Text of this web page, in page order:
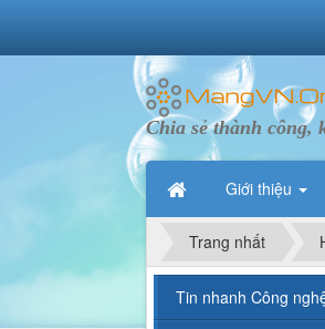
Chia sẻ thành công,
Giới thiệu
Trang nhất
Tin nhanh Công